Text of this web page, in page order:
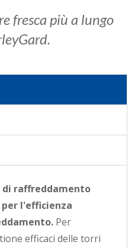
fresca più a lungo
di raffreddamento
l'efficienza
Per
efficaci delle torri